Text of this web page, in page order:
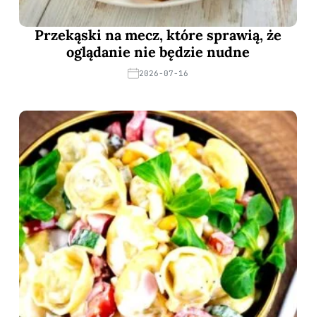
Przekąski na mecz, które sprawią, że
oglądanie nie będzie nudne
2026-07-16